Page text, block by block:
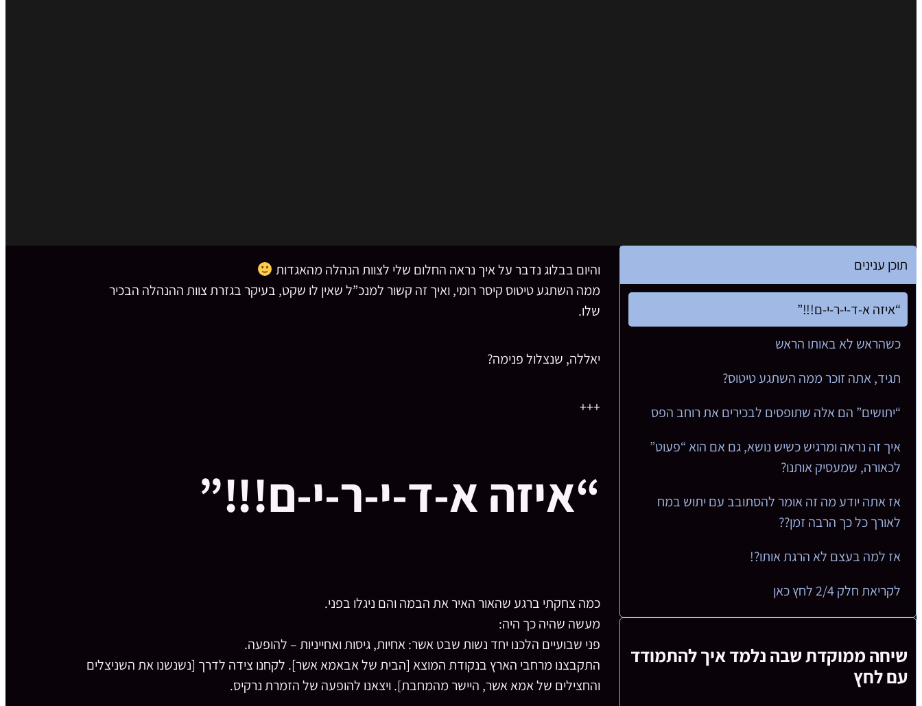
תוכן ענינים
“איזה א-ד-י-ר-י-ם!!!”
כשהראש לא באותו הראש
תגיד, אתה זוכר ממה השתגע טיטוס?
“יתושים” הם אלה שתופסים לבכירים את רוחב הפס
איך זה נראה ומרגיש כשיש נושא, גם אם הוא “פעוט”
לכאורה, שמעסיק אותנו?
אז אתה יודע מה זה אומר להסתובב עם יתוש במח
לאורך כל כך הרבה זמן??
אז למה בעצם לא הרגת אותו?!
לקריאת חלק 2/4 לחץ כאן
שיחה ממוקדת שבה נלמד איך להתמודד
עם לחץ
והיום בבלוג נדבר על איך נראה החלום שלי לצוות הנהלה מהאגדות
ממה השתגע טיטוס קיסר רומי, ואיך זה קשור למנכ”ל שאין לו שקט, בעיקר בגזרת צוות ההנהלה הבכיר
שלו.
יאללה, שנצלול פנימה?
+++
“איזה א-ד-י-ר-י-ם!!!”
כמה צחקתי ברגע שהאור האיר את הבמה והם ניגלו בפני.
מעשה שהיה כך היה:
פני שבועיים הלכנו יחד נשות שבט אשר: אחיות, גיסות ואחייניות – להופעה.
התקבצנו מרחבי הארץ בנקודת המוצא [הבית של אבאמא אשר]. לקחנו צידה לדרך [נשנשנו את השניצלים
והחצילים של אמא אשר, היישר מהמחבת]. ויצאנו להופעה של הזמרת נרקיס.